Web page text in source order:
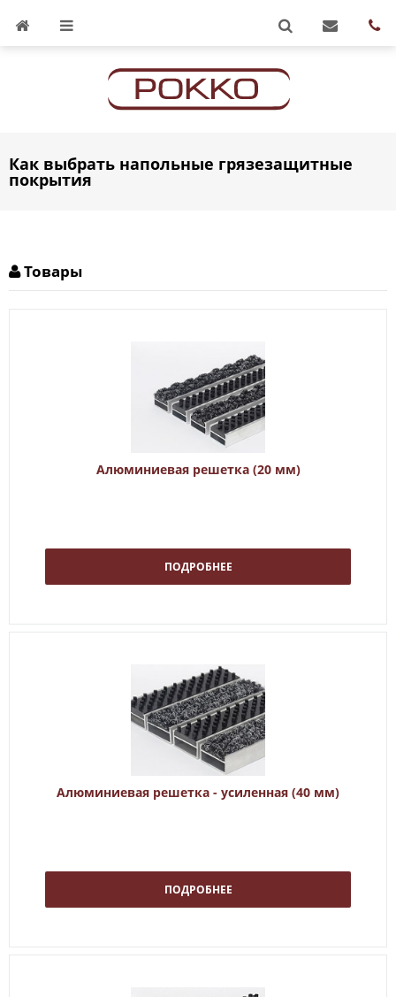
Как выбрать напольные грязезащитные
покрытия
Товары
Алюминиевая решетка (20 мм)
ПОДРОБНЕЕ
Алюминиевая решетка - усиленная (40 мм)
ПОДРОБНЕЕ